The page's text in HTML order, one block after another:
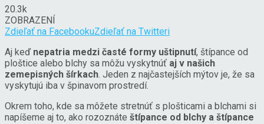
20.3k
ZOBRAZENÍ
Zdieľať na FacebookuZdieľať na Twitteri
Aj keď nepatria medzi časté formy uštipnutí, štípance od
ploštice alebo blchy sa môžu vyskytnúť aj v našich
zemepisných šírkach. Jeden z najčastejších mýtov je, že sa
vyskytujú iba v špinavom prostredí.
Okrem toho, kde sa môžete stretnúť s plošticami a blchami si
napíšeme aj to, ako rozoznáte štípance od blchy a štípance